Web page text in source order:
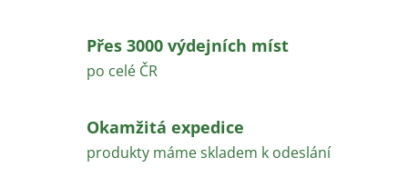
Přes 3000 výdejních míst
po celé ČR
Okamžitá expedice
produkty máme skladem k odeslání